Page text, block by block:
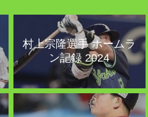
村上宗隆選手 ホームラ
ン記録 2024